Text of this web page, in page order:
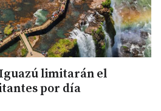
limitarán el
por día